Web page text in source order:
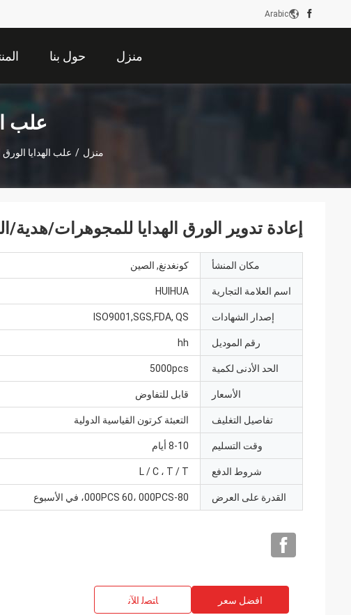
Arabic
منزل حول بنا
علب
منزل / علب الهدايا الورق
إعادة تدوير الورق الهدايا للمجوهرات/
مكان المنشأ كونغدنغ, الصين
اسم العلامة التجارية HUIHUA
إصدار الشهادات ISO9001,SGS,FDA, QS
رقم الموديل hh
الحد الأدنى لكمية 5000pcs
الأسعار قابل للتفاوض
تفاصيل التغليف التعبئة كرتون القياسية الدولية
وقت التسليم 8-10 أيام
شروط الدفع L / C ، T / T
القدرة على العرض 000PCS 60، 000PCS-80، في الأسبوع
افضل سعر ﺎﺘﺼﻟ ﺍﻶﻧ